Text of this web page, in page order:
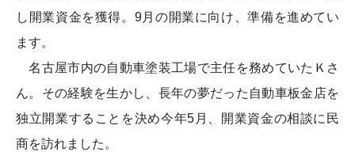
し開業資金を獲得。9月の開業に向け、準備を進めてい
ます。
名古屋市内の自動車塗装工場で主任を務めていたＫさ
ん。その経験を生かし、長年の夢だった自動車板金店を
独立開業することを決め今年5月、開業資金の相談に民
商を訪れました。